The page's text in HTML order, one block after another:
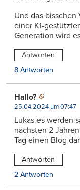
Und das
einer KI-
Generation wird
Antworten
8 Antworten
Hallo?
25.04.2024 um 07:47
Lukas es werden
nächsten 2
Tag einen Blog
Antworten
2 Antworten